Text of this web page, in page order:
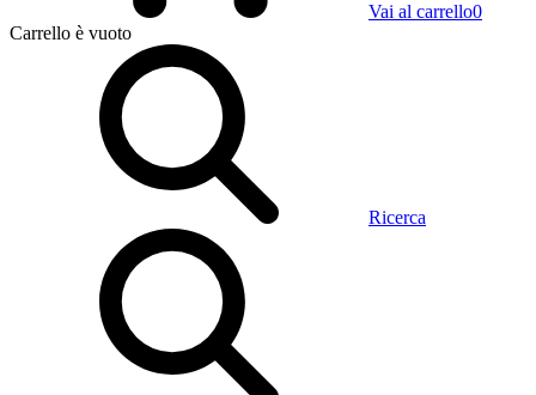
Vai al carrello0
Carrello è vuoto
Ricerca